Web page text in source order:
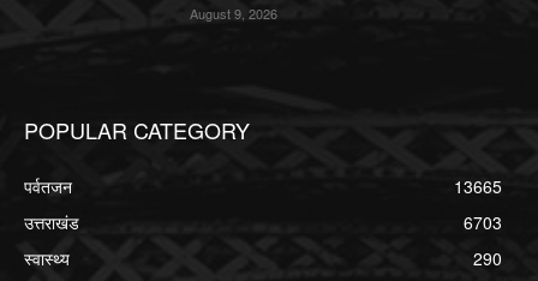
August 9, 2026
POPULAR CATEGORY
पर्वतजन
13665
उत्तराखंड
6703
स्वास्थ्य
290